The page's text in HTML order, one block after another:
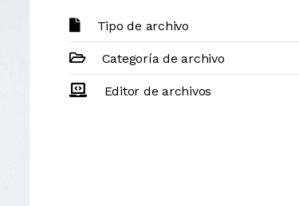
Tipo de archivo
Categoría de archivo
Editor de archivos